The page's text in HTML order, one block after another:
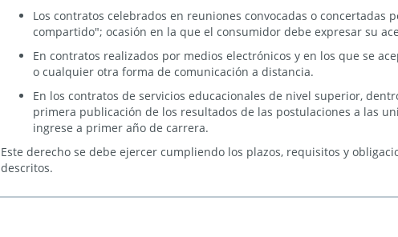
Los contratos celebrados en reuniones convocadas o concertadas
compartido"; ocasión en la que el consumidor debe expresar su
En contratos realizados por medios electrónicos y en los que se
o cualquier otra forma de comunicación a distancia.
En los contratos de servicios educacionales de nivel superior,
primera publicación de los resultados de las postulaciones a las
ingrese a primer año de carrera.
Este derecho se debe ejercer cumpliendo los plazos, requisitos y
descritos.